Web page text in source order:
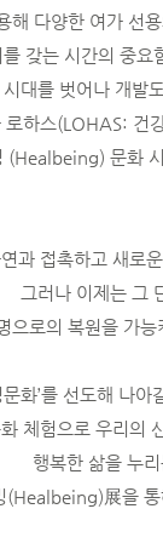
해 다양한 여가 선
갖는 시간의 중
대를 벗어나 개발
하스(LOHAS: 건강
(Healbeing) 문화
과 접촉하고 새로
그러나 이제는 그
으로의 복원을 가
문화’를 선도해 나
체험으로 우리의
행복한 삶을 누
(Healbeing)展을 통